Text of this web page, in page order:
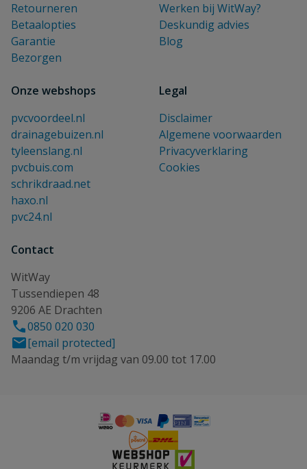
Retourneren
Betaalopties
Garantie
Bezorgen
Werken bij WitWay?
Deskundig advies
Blog
Onze webshops
pvcvoordeel.nl
drainagebuizen.nl
tyleenslang.nl
pvcbuis.com
schrikdraad.net
haxo.nl
pvc24.nl
Legal
Disclaimer
Algemene voorwaarden
Privacyverklaring
Cookies
Contact
WitWay
Tussendiepen 48
9206 AE Drachten
0850 020 030
[email protected]
Maandag t/m vrijdag van 09.00 tot 17.00